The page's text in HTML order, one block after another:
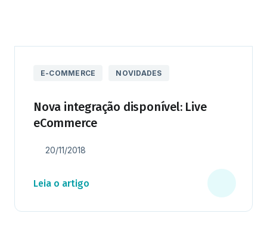
E-COMMERCE NOVIDADES
Nova integração disponível: Live
eCommerce
20/11/2018
Leia o artigo